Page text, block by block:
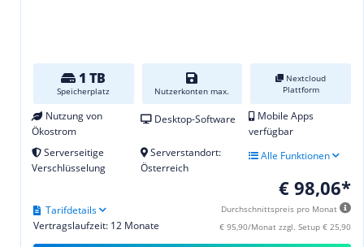
1 TB
Speicherplatz Nutzerkonten max.
Nextcloud
Plattform
Nutzung von
Ökostrom
Desktop-Software
Mobile Apps
verfügbar
Serverseitige
Verschlüsselung
Serverstandort:
Österreich
Alle Funktionen
€ 98,06*
Durchschnittspreis pro Monat
€ 95,90/Monat zzgl. Setup € 25,90
Vertragslaufzeit: 12 Monate
Tarifdetails